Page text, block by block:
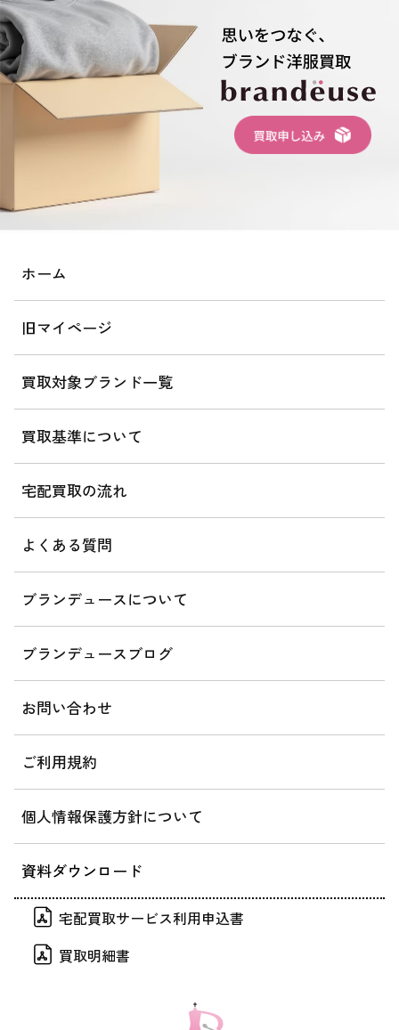
ホーム
旧マイページ
買取対象ブランド一覧
買取基準について
宅配買取の流れ
よくある質問
ブランデュースについて
ブランデュースブログ
お問い合わせ
ご利用規約
個人情報保護方針について
資料ダウンロード
宅配買取サービス利用申込書
買取明細書